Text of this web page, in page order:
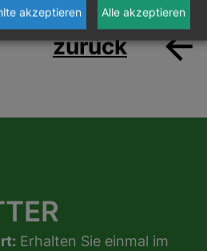
zurück
Erhalten Sie einmal im
akzeptieren Alle akzeptieren